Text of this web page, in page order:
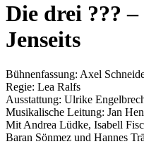
Die drei ???
Jenseits
Bühnenfassung: Axel
Regie: Lea Ralfs
Ausstattung: Ulrike
Musikalische Leitung: Jan
Mit Andrea Lüdke, Isabell
Baran Sönmez und Hannes